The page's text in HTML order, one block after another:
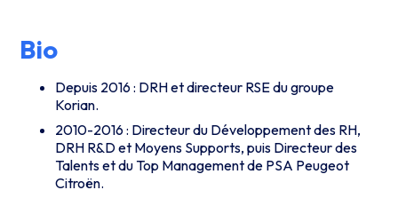
Bio
Depuis 2016 : DRH et directeur RSE du groupe
Korian.
2010-2016 : Directeur du Développement des RH,
DRH R&D et Moyens Supports, puis Directeur des
Talents et du Top Management de PSA Peugeot
Citroën.